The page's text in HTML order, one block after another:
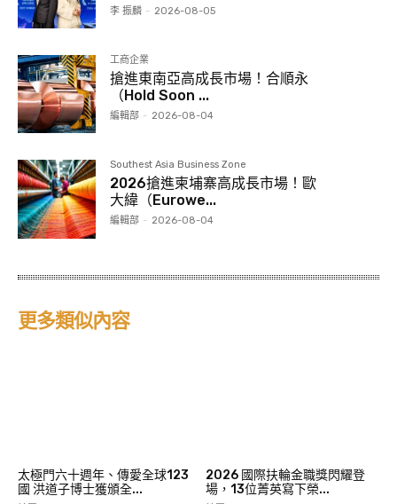
李 振麟 - 2026-08-05
工商企業
搶進東南亞高成長市場！合順永
（Hold Soon ...
編輯部 - 2026-08-04
Southest Asia Business Zone
2026搶進柬埔寨高成長市場！歐
大緯（Eurowe...
編輯部 - 2026-08-04
更多類似內容
太極門六十週年、傳愛全球123
國 洪道子博士獲頒全...
2026 國際扶輪金職獎閃耀登
場，13位菁英寫下榮...